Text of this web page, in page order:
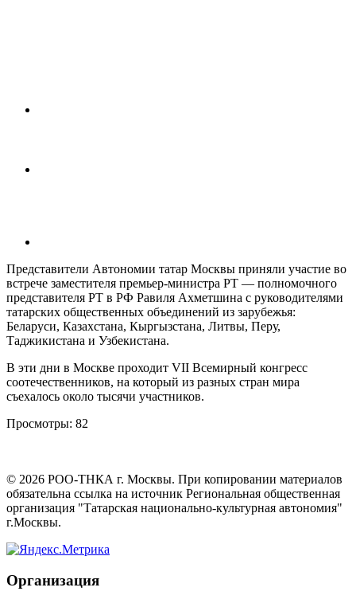
Представители Автономии татар Москвы приняли участие во
встрече заместителя премьер-министра РТ — полномочного
представителя РТ в РФ Равиля Ахметшина с руководителями
татарских общественных объединений из зарубежья:
Беларуси, Казахстана, Кыргызстана, Литвы, Перу,
Таджикистана и Узбекистана.
В эти дни в Москве проходит VII Всемирный конгресс
соотечественников, на который из разных стран мира
съехалось около тысячи участников.
Просмотры: 82
© 2026 РОО-ТНКА г. Москвы. При копировании материалов
обязательна ссылка на источник Региональная общественная
организация "Татарская национально-культурная автономия"
г.Москвы.
Организация